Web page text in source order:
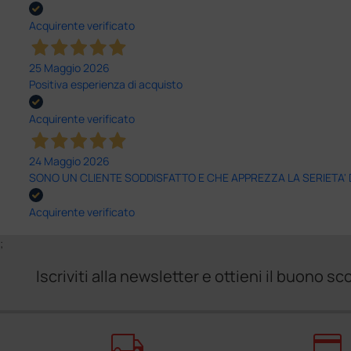
Acquirente verificato
25 Maggio 2026
Positiva esperienza di acquisto
Acquirente verificato
24 Maggio 2026
SONO UN CLIENTE SODDISFATTO E CHE APPREZZA LA SERIETA'
Acquirente verificato
;
Iscriviti alla newsletter e ottieni il buono